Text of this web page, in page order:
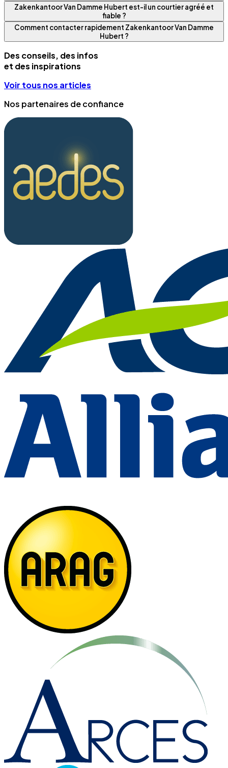
Zakenkantoor Van Damme Hubert est-il un courtier agréé et
fiable ?
Comment contacter rapidement Zakenkantoor Van Damme
Hubert ?
Des conseils, des infos
et des inspirations
Voir tous nos articles
Nos partenaires de confiance